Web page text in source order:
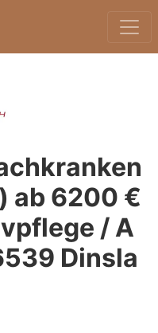
ab 6200 €
/ A
Dinsla